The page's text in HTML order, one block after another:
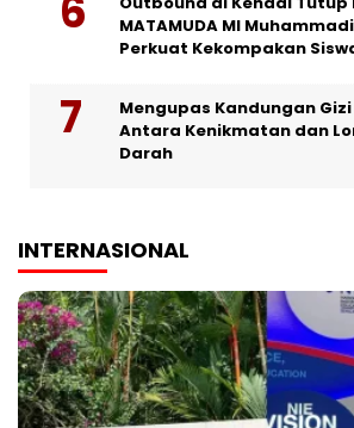
MATAMUDA MI
Perkuat Kekompakan
Mengupas Kandungan
Antara Kenikmatan dan
Darah
INTERNASIONAL